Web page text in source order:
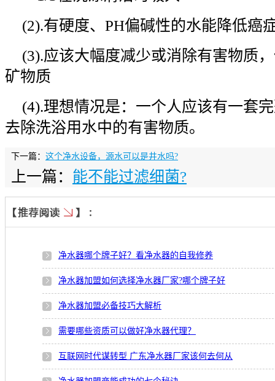
(2).有硬度、PH偏碱性的水能降低癌
(3).应该大幅度减少或消除有害物质
矿物质
(4).理想情况是：一个人应该有一套
去除洗浴用水中的有害物质。
下一篇： 这个净水设备，源水可以是井水吗?
上一篇： 能不能过滤细菌?
净水器哪个牌子好？看净水器的自我修养
净水器加盟如何选择净水器厂家?哪个牌子好
净水器加盟必备技巧大解析
需要哪些资质可以做好净水器代理？
互联网时代谋转型 广东净水器厂家该何去何从